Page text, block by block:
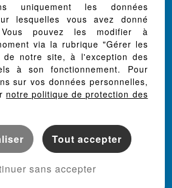
(33220)
(31620)
uniquement les données
lesquelles vous avez donné
pouvez les modifier à
via la rubrique "Gérer les
de notre site, à l'exception des
à son fonctionnement. Pour
sur vos données personnelles,
notre politique de protection des
Tout accepter
sans accepter